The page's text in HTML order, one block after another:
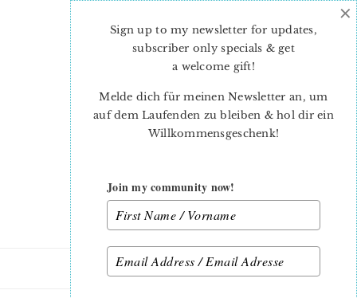
Sign up to my newsletter for updates,
subscriber only specials & get
a welcome gift!
Melde dich für meinen Newsletter an, um
auf dem Laufenden zu bleiben & hol dir ein
Willkommensgeschenk!
Join my community now!
×